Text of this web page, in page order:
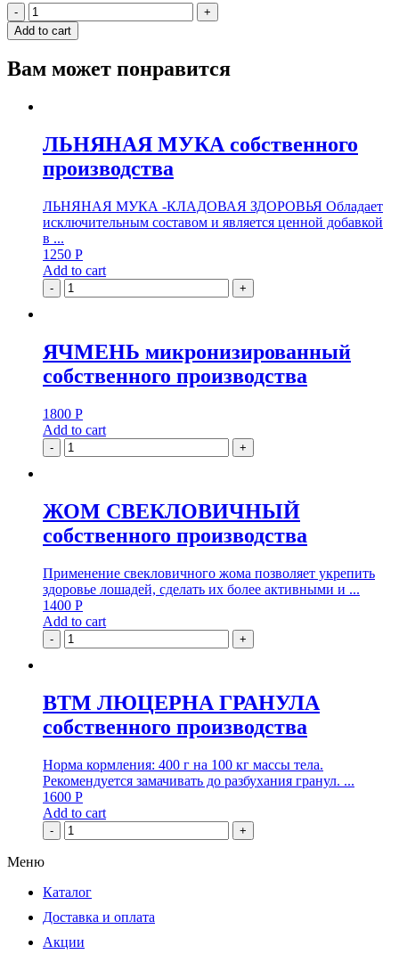
ХЛОПЬЯ
КУКУРУЗНЫЕ
микронизированные
производства
-
+
Add to cart
Вам может понравится
ЛЬНЯНАЯ МУКА собственного
производства
ЛЬНЯНАЯ МУКА -КЛАДОВАЯ ЗДОРОВЬЯ Обладает
исключительным составом и является ценной добавкой
в ...
1250 Р
Add to cart
- +
ЯЧМЕНЬ микронизированный
собственного производства
1800 Р
Add to cart
- +
ЖОМ СВЕКЛОВИЧНЫЙ
собственного производства
Применение свекловичного жома позволяет укрепить
здоровье лошадей, сделать их более активными и ...
1400 Р
Add to cart
- +
ВТМ ЛЮЦЕРНА ГРАНУЛА
собственного производства
Норма кормления: 400 г на 100 кг массы тела.
Рекомендуется замачивать до разбухания гранул. ...
1600 Р
Add to cart
- +
Меню
Каталог
Доставка и оплата
Акции